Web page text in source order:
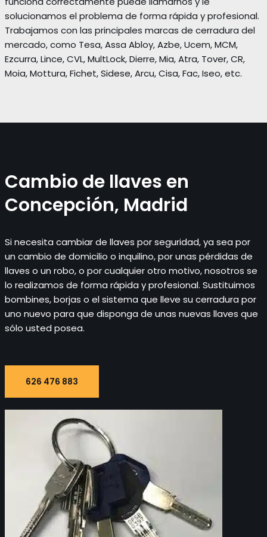
solucionamos el problema de forma rápida y profesional.
Trabajamos con las principales marcas de cerradura del
mercado, como Tesa, Assa Abloy, Azbe, Ucem, MCM,
Ezcurra, Lince, CVL, MultLock, Dierre, Mia, Atra, Tover, CR,
Moia, Mottura, Fichet, Sidese, Arcu, Cisa, Fac, Iseo, etc.
Cambio de llaves en
Concepción, Madrid
Si necesita cambiar de llaves por seguridad, ya sea por
un cambio de domicilio o inquilino, por unas pérdidas de
llaves o un robo, o por cualquier otro motivo, nosotros se
lo realizamos de forma rápida y profesional. Sustituimos
bombines, borjas o el sistema que lleve su cerradura por
uno nuevo para que disponga de unas nuevas llaves que
sólo usted posea.
626 476 883